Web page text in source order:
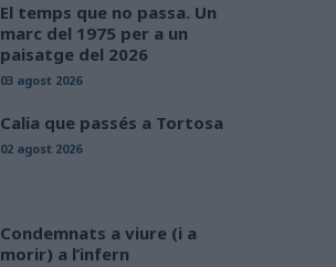
El temps que no passa. Un
marc del 1975 per a un
paisatge del 2026
03 agost 2026
Calia que passés a Tortosa
02 agost 2026
Condemnats a viure (i a
morir) a l’infern